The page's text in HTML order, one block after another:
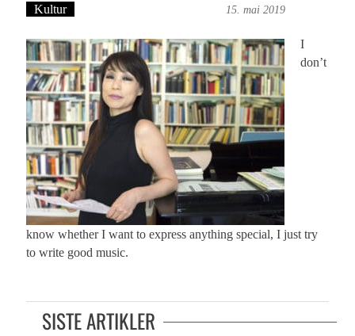
Kultur 15. mai 2019
I
don’t
know whether I want to express anything special, I just try
to write good music.
SISTE ARTIKLER